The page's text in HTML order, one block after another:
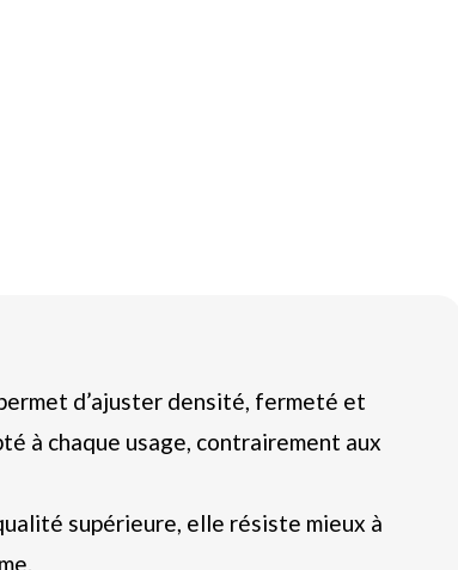
d’ajuster densité, fermeté et
à chaque usage, contrairement aux
supérieure, elle résiste mieux à